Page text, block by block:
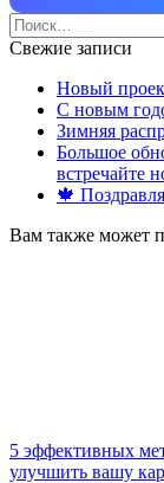
Search
for:
Свежие записи
Новый
С новым
Зимняя
Большое
встречайте
🍁
Вам также может
5 эффективных
улучшить вашу